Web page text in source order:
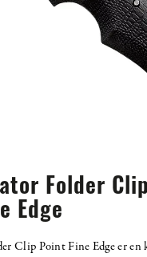
Folder Clip
Edge
Clip Point Fine Edge er en